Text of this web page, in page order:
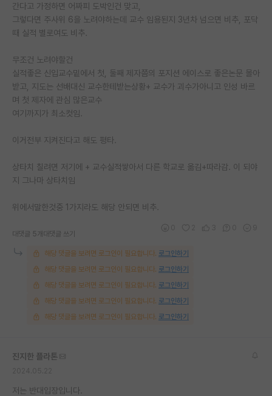
간다고 가정하면 어짜피 도박인건 맞고,
그렇다면 주사위 6을 노려야하는데 교수 임용된지 3년차 넘으면 비추, 포닥
때 실적 별로여도 비추.
무조건 노려야할건
실적좋은 신입교수밑에서 첫, 둘째 제자쯤의 포지션 에이스로 좋은논문 몰아
받고, 지도는 선배대신 교수한테받는상황+ 교수가 괴수가아니고 인성 바르
며 첫 제자에 관심 많은교수
여기까지가 최소컷임.
이거전부 지켜진다고 해도 평타.
상타치 칠려면 저기에 + 교수실적쌓아서 다른 학교로 옮김+따라감. 이 되야
지 그나마 상타치임
위에서말한것중 1가지라도 해당 안되면 비추.
대댓글 5개 대댓글 쓰기
해당 댓글을 보려면 로그인이 필요합니다. 로그인하기
해당 댓글을 보려면 로그인이 필요합니다. 로그인하기
해당 댓글을 보려면 로그인이 필요합니다. 로그인하기
해당 댓글을 보려면 로그인이 필요합니다. 로그인하기
해당 댓글을 보려면 로그인이 필요합니다. 로그인하기
진지한 플라톤
저는 반대입장입니다.